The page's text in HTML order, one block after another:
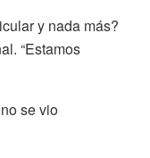
y nada más?
“Estamos
se vio